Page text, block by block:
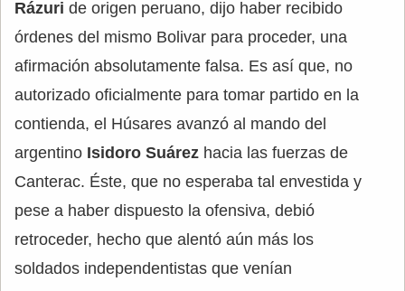
Rázuri de origen peruano, dijo haber recibido
órdenes del mismo Bolivar para proceder, una
afirmación absolutamente falsa. Es así que, no
autorizado oficialmente para tomar partido en la
contienda, el Húsares avanzó al mando del
argentino Isidoro Suárez hacia las fuerzas de
Canterac. Éste, que no esperaba tal envestida y
pese a haber dispuesto la ofensiva, debió
retroceder, hecho que alentó aún más los
soldados independentistas que venían